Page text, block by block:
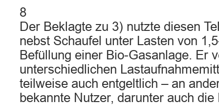
8
Der Beklagte zu 3) nutzte diesen
nebst Schaufel unter Lasten von
Befüllung einer Bio-Gasanlage. Er
unterschiedlichen
teilweise auch entgeltlich – an
bekannte Nutzer, darunter auch